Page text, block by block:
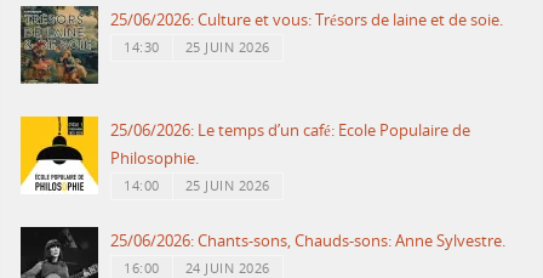
25/06/2026: Culture et vous: Trésors de laine et de soie.
14:30 25 JUIN 2026
25/06/2026: Le temps d’un café: Ecole Populaire de
Philosophie.
14:00 25 JUIN 2026
25/06/2026: Chants-sons, Chauds-sons: Anne Sylvestre.
16:00 24 JUIN 2026